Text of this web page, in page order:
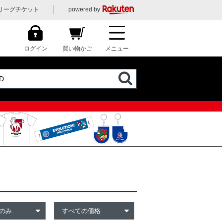
ーグチケット powered by
ログイン 買い物かご メニュー